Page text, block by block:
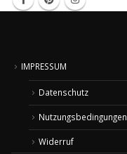
IMPRESSUM
Datenschutz
Nutzungsbedingungen
Widerruf